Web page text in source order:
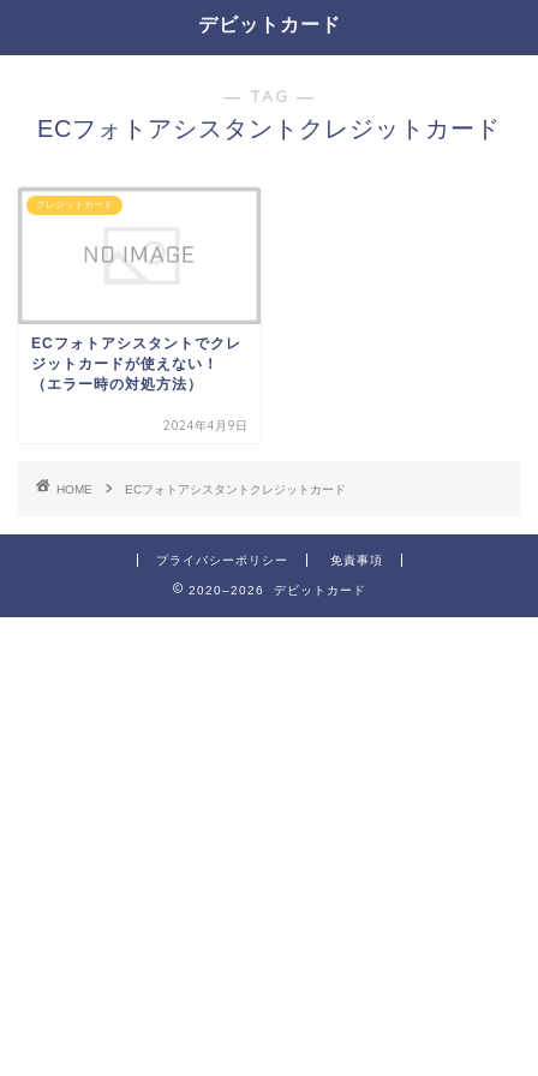
デビットカード
― TAG ―
ECフォトアシスタントクレジットカード
クレジットカード
ECフォトアシスタントでクレ
ジットカードが使えない！
（エラー時の対処方法）
2024年4月9日
HOME ECフォトアシスタントクレジットカード
プライバシーポリシー 免責事項
2020–2026 デビットカード